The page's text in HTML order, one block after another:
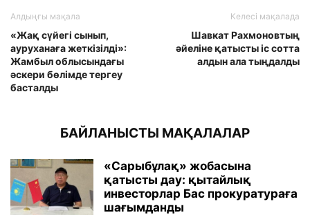
Алдыңғы мақала
«Жақ сүйегі сынып,
ауруханаға жеткізілді»:
Жамбыл облысындағы
әскери бөлімде тергеу
басталды
Келесі мақалада
Шавкат Рахмоновтың
әйеліне қатысты іс сотта
алдын ала тыңдалды
БАЙЛАНЫСТЫ МАҚАЛАЛАР
«Сарыбұлақ» жобасына
қатысты дау: қытайлық
инвесторлар Бас прокуратураға
шағымданды